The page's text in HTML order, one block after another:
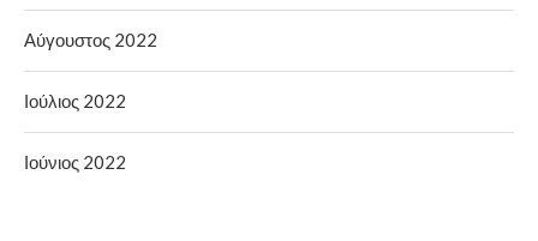
Αύγουστος 2022
Ιούλιος 2022
Ιούνιος 2022